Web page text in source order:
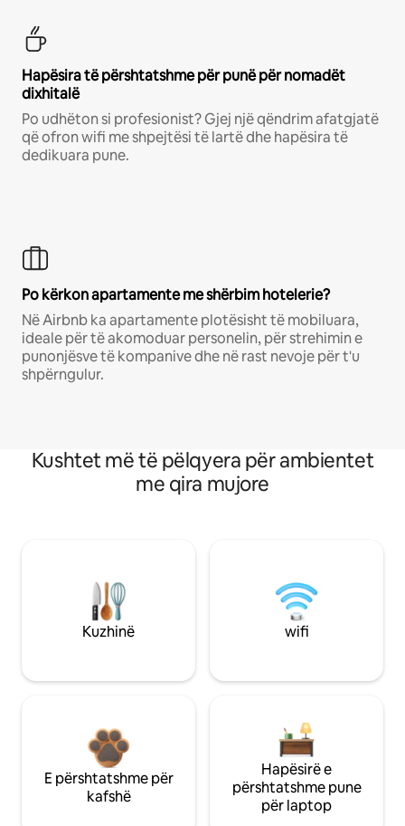
Hapësira të përshtatshme për punë për nomadët
dixhitalë
Po udhëton si profesionist? Gjej një qëndrim afatgjatë
që ofron wifi me shpejtësi të lartë dhe hapësira të
dedikuara pune.
Po kërkon apartamente me shërbim hotelerie?
Në Airbnb ka apartamente plotësisht të mobiluara,
ideale për të akomoduar personelin, për strehimin e
punonjësve të kompanive dhe në rast nevoje për t'u
shpërngulur.
Kushtet më të pëlqyera për ambientet
me qira mujore
Kuzhinë wifi
E përshtatshme për
kafshë
Hapësirë e
përshtatshme pune
për laptop